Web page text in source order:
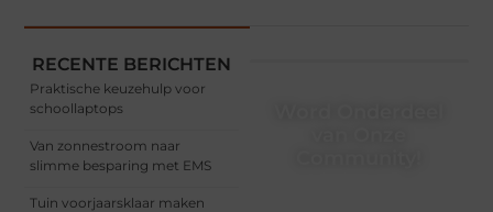
RECENTE BERICHTEN
Praktische keuzehulp voor
schoollaptops
Van zonnestroom naar
slimme besparing met EMS
Tuin voorjaarsklaar maken